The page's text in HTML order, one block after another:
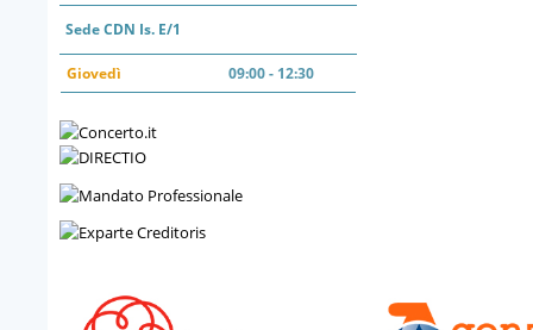
Sede CDN Is. E/1
Giovedì 09:00 - 12:30